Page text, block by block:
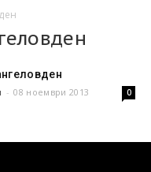
- 08 ноември 2013 0